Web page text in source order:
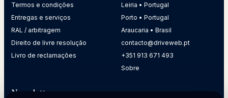
Termos e condições
Entregas e serviços
RAL / arbitragem
Direito de livre resolução
Livro de reclamações
Leiria • Portugal
Porto • Portugal
Araucaria • Brasil
contacto@driveweb.pt
+351 913 671 493
Sobre
Newsletter